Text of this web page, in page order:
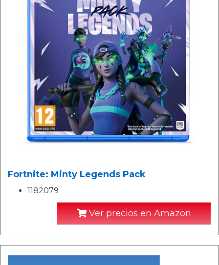
Fortnite: Minty Legends Pack
1182079
Ver precios en Amazon